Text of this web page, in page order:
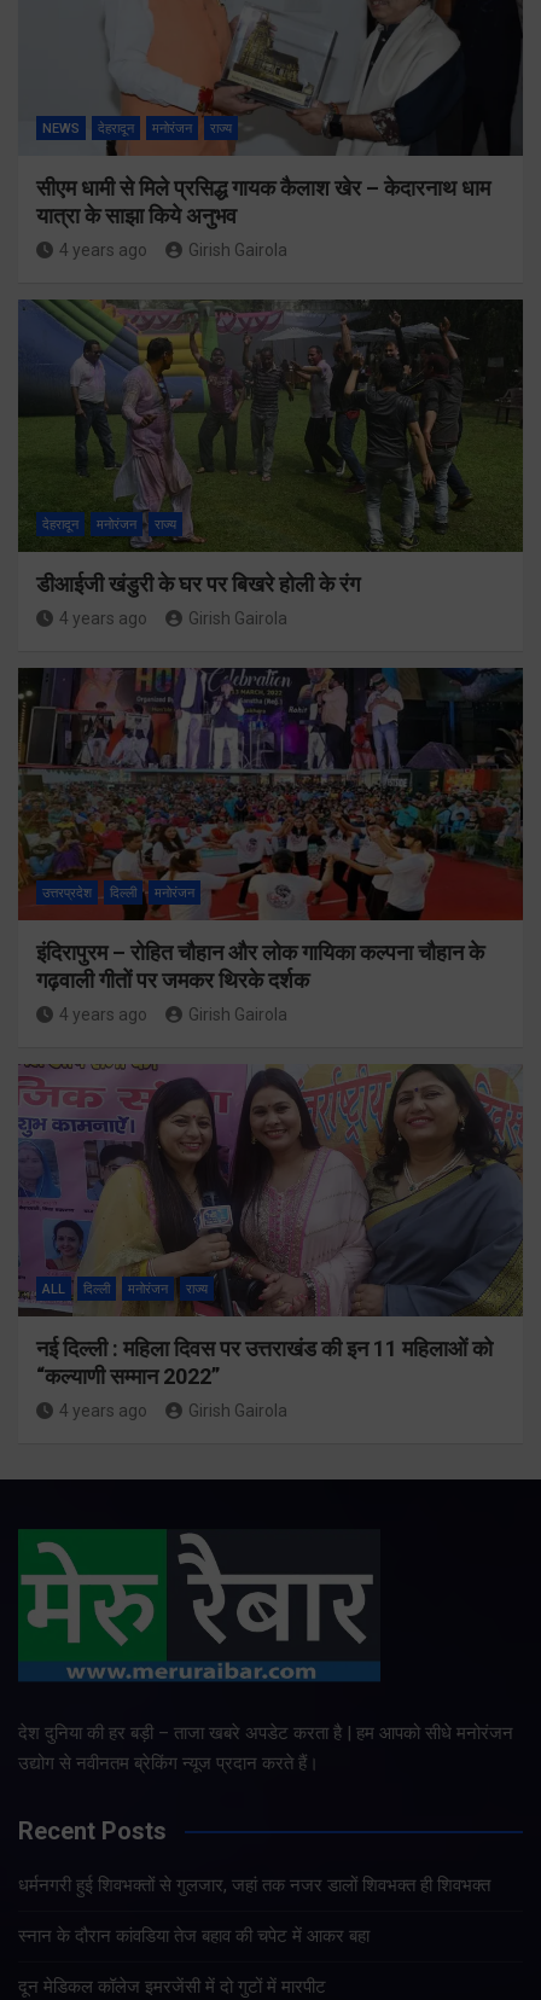
NEWS देहरादून मनोरंजन राज्य
सीएम धामी से मिले प्रसिद्ध गायक कैलाश खेर – केदारनाथ धाम
यात्रा के साझा किये अनुभव
4 years ago Girish Gairola
देहरादून मनोरंजन राज्य
डीआईजी खंडुरी के घर पर बिखरे होली के रंग
4 years ago Girish Gairola
उत्तरप्रदेश दिल्ली मनोरंजन
इंदिरापुरम – रोहित चौहान और लोक गायिका कल्पना चौहान के
गढ़वाली गीतों पर जमकर थिरके दर्शक
4 years ago Girish Gairola
ALL दिल्ली मनोरंजन राज्य
नई दिल्ली : महिला दिवस पर उत्तराखंड की इन 11 महिलाओं को
“कल्याणी सम्मान 2022”
4 years ago Girish Gairola
देश दुनिया की हर बड़ी – ताजा खबरे अपडेट करता है | हम आपको सीधे मनोरंजन
उद्योग से नवीनतम ब्रेकिंग न्यूज प्रदान करते हैं।
Recent Posts
धर्मनगरी हुई शिवभक्तों से गुलजार, जहां तक नजर डालों शिवभक्त ही शिवभक्त
स्नान के दौरान कांवडिया तेज बहाव की चपेट में आकर बहा
दून मेडिकल कॉलेज इमरजेंसी में दो गुटों में मारपीट